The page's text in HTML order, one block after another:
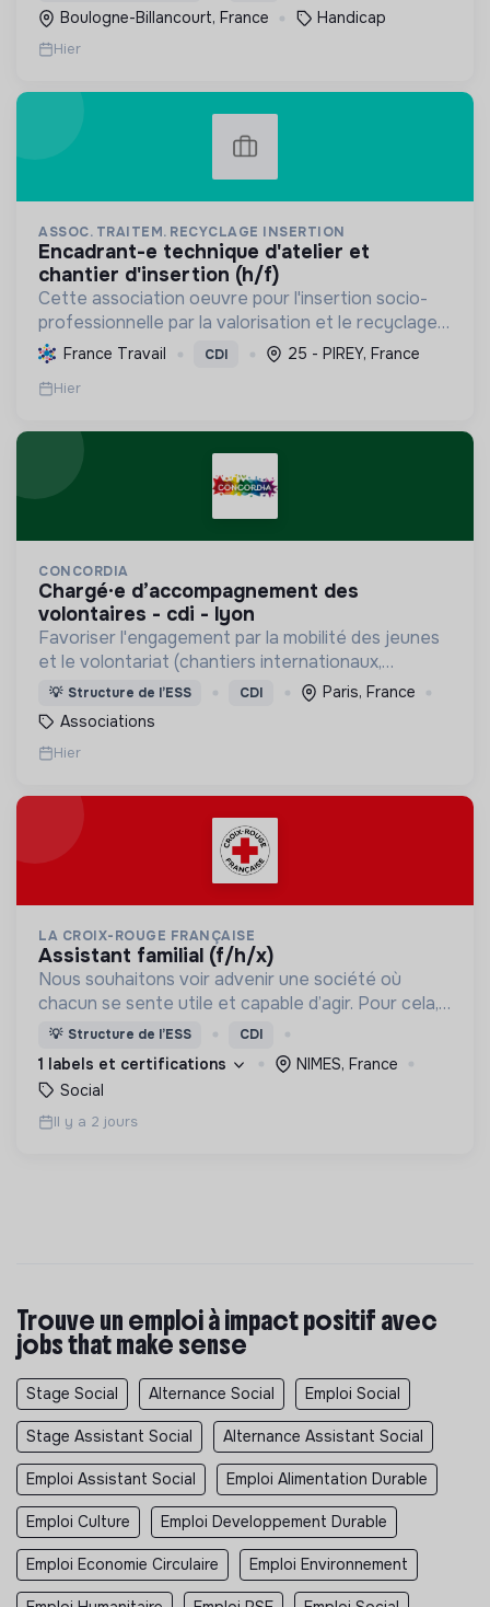
Boulogne-Billancourt, France Handicap
Hier
ASSOC. TRAITEM. RECYCLAGE INSERTION
encadrant-e technique d'atelier et
chantier d'insertion (h/f)
Cette association oeuvre pour l'insertion socio-
professionnelle par la valorisation et le recyclage
d'objets, le blanchissage et la sensibilisation
environnementale, promouvant l'économie
circulaire e...
France Travail CDI 25 - PIREY, France
Hier
CONCORDIA
chargé·e d’accompagnement des
volontaires - cdi - lyon
Favoriser l'engagement par la mobilité des jeunes
et le volontariat (chantiers internationaux,
volontariats européens, Service Civique).
💡 Structure de l’ESS CDI
Paris, France
Associations
Hier
LA CROIX-ROUGE FRANÇAISE
assistant familial (f/h/x)
Nous souhaitons voir advenir une société où
chacun se sente utile et capable d’agir. Pour cela,
nous proposons des moyens et des lieux
d’engagement innovants et adaptés à tous.
💡 Structure de l’ESS CDI
1 labels et certifications
NIMES, France
Social
Il y a 2 jours
Trouve un emploi à impact positif avec
jobs that make sense
Stage Social Alternance Social Emploi Social
Stage Assistant Social Alternance Assistant Social
Emploi Assistant Social Emploi Alimentation Durable
Emploi Culture Emploi Developpement Durable
Emploi Economie Circulaire Emploi Environnement